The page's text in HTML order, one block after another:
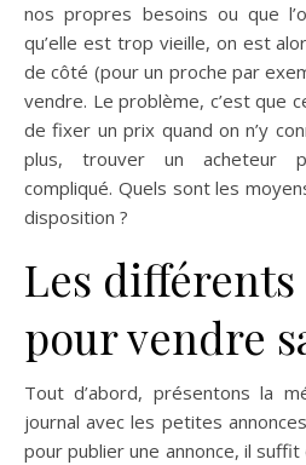
nos propres besoins ou que
qu’elle est trop vieille, on est
de côté (pour un proche par
vendre. Le problème, c’est que
de fixer un prix quand on n’y
plus, trouver un acheteur
compliqué. Quels sont les
disposition ?
Les différents
pour vendre
Tout d’abord, présentons la
journal avec les petites
pour publier une annonce, il